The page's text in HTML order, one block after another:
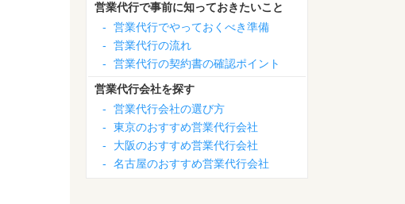
営業代行で事前に知っておきたいこと
-
営業代行でやっておくべき準備
-
営業代行の流れ
-
営業代行の契約書の確認ポイント
営業代行会社を探す
-
営業代行会社の選び方
-
東京のおすすめ営業代行会社
-
大阪のおすすめ営業代行会社
-
名古屋のおすすめ営業代行会社